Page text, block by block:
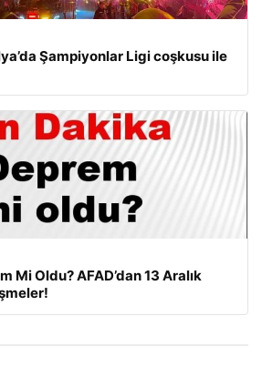
Şampiyonlar Ligi coşkusu ile
Mi Oldu? AFAD’dan 13 Aralık